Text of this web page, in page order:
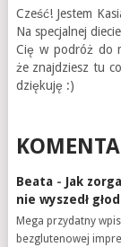
Cześć! Jestem
Na specjalnej
Cię w podróż do
że znajdziesz tu
dziękuję :)
Beata- Jak
nie wyszedł
Mega przydatny
bezglutenowej